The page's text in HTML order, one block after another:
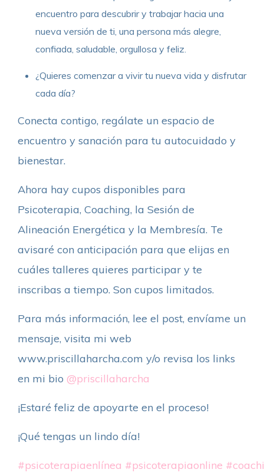
encuentro para descubrir y trabajar hacia una
nueva versión de ti, una persona más alegre,
confiada, saludable, orgullosa y feliz.
¿Quieres comenzar a vivir tu nueva vida y disfrutar
cada día?
Conecta contigo, regálate un espacio de
encuentro y sanación para tu autocuidado y
bienestar.
Ahora hay cupos disponibles para
Psicoterapia, Coaching, la Sesión de
Alineación Energética y la Membresía. Te
avisaré con anticipación para que elijas en
cuáles talleres quieres participar y te
inscribas a tiempo. Son cupos limitados.
Para más información, lee el post, envíame un
mensaje, visita mi web
www.priscillaharcha.com y/o revisa los links
en mi bio @priscillaharcha
¡Estaré feliz de apoyarte en el proceso!
¡Qué tengas un lindo día!
#psicoterapiaenlínea #psicoterapiaonline